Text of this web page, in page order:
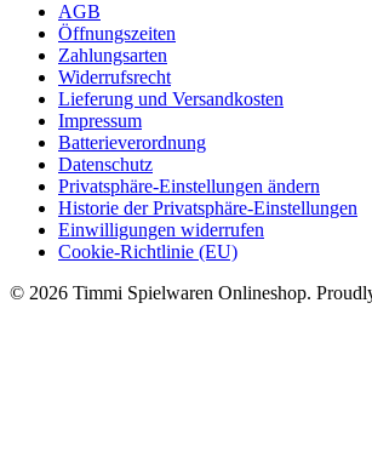
AGB
Öffnungszeiten
Zahlungsarten
Widerrufsrecht
Lieferung und Versandkosten
Impressum
Batterieverordnung
Datenschutz
Privatsphäre-Einstellungen ändern
Historie der Privatsphäre-Einstellungen
Einwilligungen widerrufen
Cookie-Richtlinie (EU)
© 2026 Timmi Spielwaren Onlineshop.